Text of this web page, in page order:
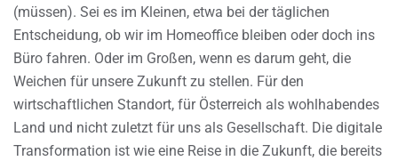
(müssen). Sei es im Kleinen, etwa bei der täglichen
Entscheidung, ob wir im Homeoffice bleiben oder doch ins
Büro fahren. Oder im Großen, wenn es darum geht, die
Weichen für unsere Zukunft zu stellen. Für den
wirtschaftlichen Standort, für Österreich als wohlhabendes
Land und nicht zuletzt für uns als Gesellschaft. Die digitale
Transformation ist wie eine Reise in die Zukunft, die bereits